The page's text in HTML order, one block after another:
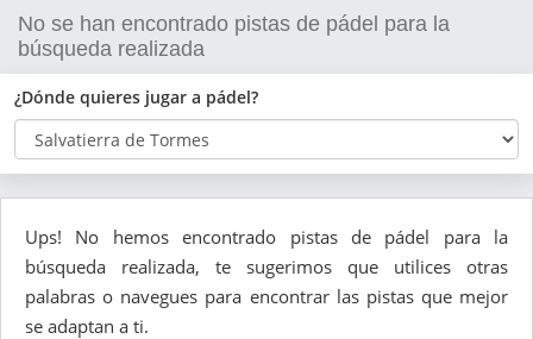
No se han encontrado pistas de pádel para la
búsqueda realizada
¿Dónde quieres jugar a pádel?
Ups! No hemos encontrado pistas de pádel para la
búsqueda realizada, te sugerimos que utilices otras
palabras o navegues para encontrar las pistas que mejor
se adaptan a ti.